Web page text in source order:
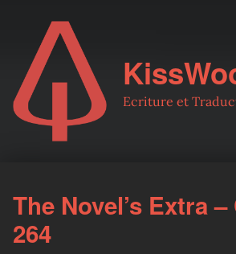
Ecriture et
The Novel’s Extra
264